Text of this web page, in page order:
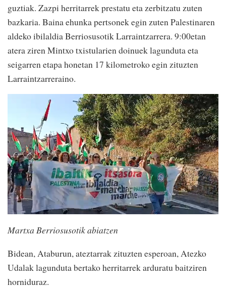
guztiak. Zazpi herritarrek prestatu eta zerbitzatu zuten
bazkaria. Baina ehunka pertsonek egin zuten Palestinaren
aldeko ibilaldia Berriosusotik Larraintzarrera. 9:00etan
atera ziren Mintxo txistularien doinuek lagunduta eta
seigarren etapa honetan 17 kilometroko egin zituzten
Larraintzarreraino.
Martxa Berriosusotik abiatzen
Bidean, Ataburun, ateztarrak zituzten esperoan, Atezko
Udalak lagunduta bertako herritarrek arduratu baitziren
horniduraz.